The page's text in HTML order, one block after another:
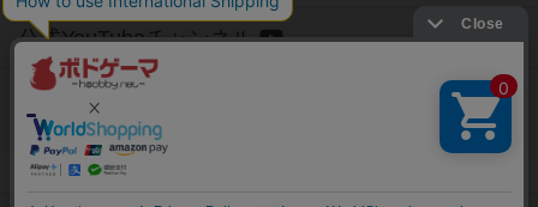
公式YouTubeチャンネル